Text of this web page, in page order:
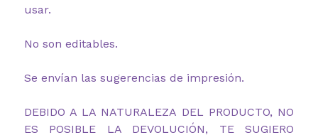
usar.
No son editables.
Se envían las sugerencias de impresión.
DEBIDO A LA NATURALEZA DEL PRODUCTO, NO
ES POSIBLE LA DEVOLUCIÓN, TE SUGIERO